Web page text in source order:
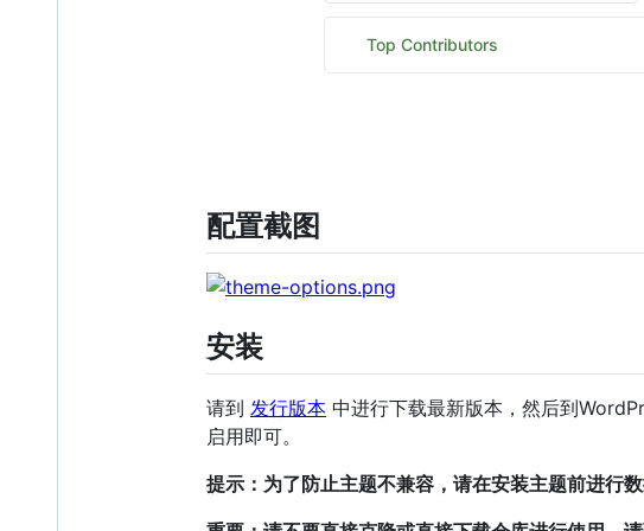
配置截图
安装
请到 发行版本 中进行下载最新版本，然后到
启用即可。
提示：为了防止主题不兼容，请在安装主题前进行